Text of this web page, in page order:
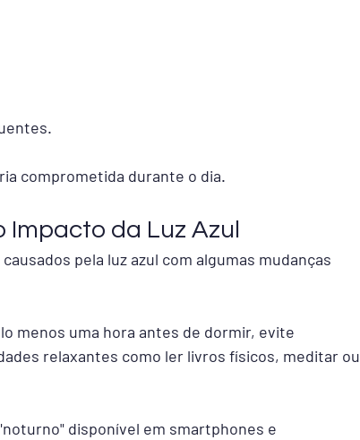
comprometida durante o dia.
da Luz Azul
pela luz azul com algumas mudanças
menos uma hora antes de dormir, evite
relaxantes como ler livros físicos, meditar ou
disponível em smartphones e